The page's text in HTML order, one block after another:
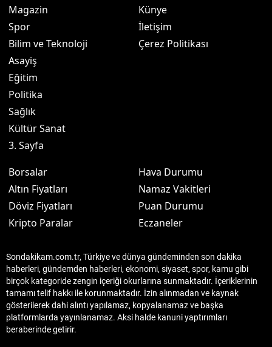
Magazin
Spor
Bilim ve Teknoloji
Asayiş
Eğitim
Politika
Sağlık
Kültür Sanat
3. Sayfa
Künye
İletişim
Çerez Politikası
Borsalar
Altın Fiyatları
Döviz Fiyatları
Kripto Paralar
Hava Durumu
Namaz Vakitleri
Puan Durumu
Eczaneler
Sondakikam.com.tr, Türkiye ve dünya gündeminden son dakika
haberleri, gündemden haberleri, ekonomi, siyaset, spor, kamu gibi
birçok kategoride zengin içeriği okurlarına sunmaktadır. İçeriklerinin
tamamı telif hakkı ile korunmaktadır. İzin alınmadan ve kaynak
gösterilerek dahi alıntı yapılamaz, kopyalanamaz ve başka
platformlarda yayınlanamaz. Aksi halde kanuni yaptırımları
beraberinde getirir.